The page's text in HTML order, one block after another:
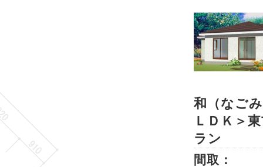
和（なご
ＬＤＫ＞
ラン
間取：